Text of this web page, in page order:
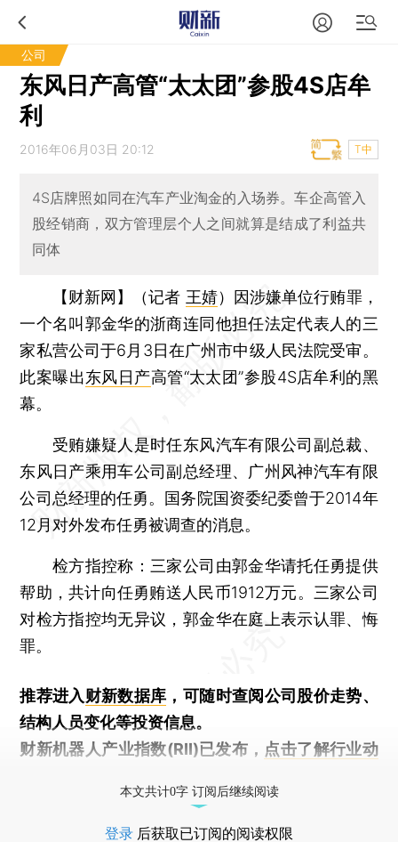
公司
东风日产高管“太太团”参股4S店牟
利
2016年06月03日 20:12 T中
4S店牌照如同在汽车产业淘金的入场券。车企高管入
股经销商，双方管理层个人之间就算是结成了利益共
同体
【财新网】（记者 王婧）
因涉嫌单位行贿罪，
一个名叫郭金华的浙商连同他担任法定代表人的三
家私营公司于6月3日在广州市中级人民法院受审。
此案曝出东风日产高管“太太团”参股4S店牟利的黑
幕。
受贿嫌疑人是时任东风汽车有限公司副总裁、
东风日产乘用车公司副总经理、广州风神汽车有限
公司总经理的任勇。国务院国资委纪委曾于2014年
12月对外发布任勇被调查的消息。
检方指控称：三家公司由郭金华请托任勇提供
帮助，共计向任勇贿送人民币1912万元。三家公司
对检方指控均无异议，郭金华在庭上表示认罪、悔
罪。
推荐进入财新数据库 ，可随时查阅公司股价走势、
结构人员变化等投资信息。
财新机器人产业指数(RII)已发布， 点击了解行业动
本文共计0字 订阅后继续阅读
登录 后获取已订阅的阅读权限